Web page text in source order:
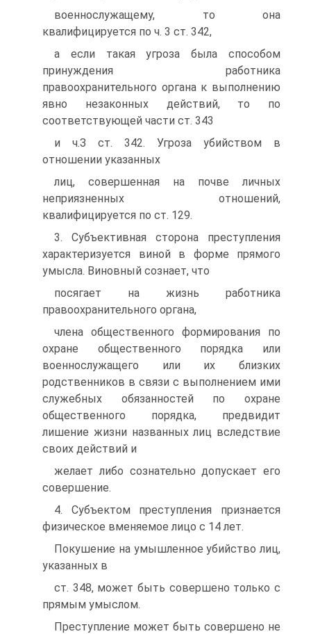
военнослужащему, то она
квалифицируется по ч. 3 ст. 342,
а если такая угроза была способом
принуждения работника
правоохранительного органа к выполнению
явно незаконных действий, то по
соответствующей части ст. 343
и ч.З ст. 342. Угроза убийством в
отношении указанных
лиц, совершенная на почве личных
неприязненных отношений,
квалифицируется по ст. 129.
3. Субъективная сторона преступления
характеризуется виной в форме прямого
умысла. Виновный сознает, что
посягает на жизнь работника
правоохранительного органа,
члена общественного формирования по
охране общественного порядка или
военнослужащего или их близких
родственников в связи с выполнением ими
служебных обязанностей по охране
общественного порядка, предвидит
лишение жизни названных лиц вследствие
своих действий и
желает либо сознательно допускает его
совершение.
4. Субъектом преступления признается
физическое вменяемое лицо с 14 лет.
Покушение на умышленное убийство лиц,
указанных в
ст. 348, может быть совершено только с
прямым умыслом.
Преступление может быть совершено не